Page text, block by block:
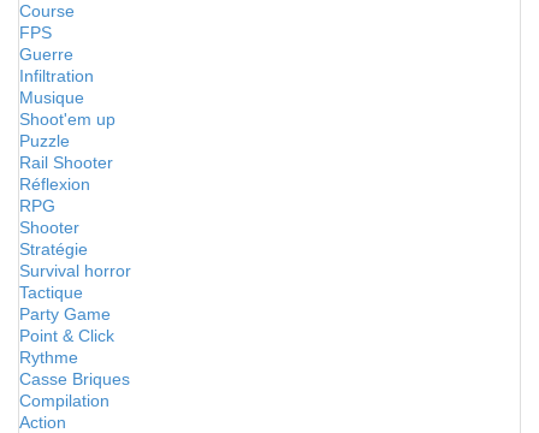
Course
FPS
Guerre
Infiltration
Musique
Shoot'em up
Puzzle
Rail Shooter
Réflexion
RPG
Shooter
Stratégie
Survival horror
Tactique
Party Game
Point & Click
Rythme
Casse Briques
Compilation
Action